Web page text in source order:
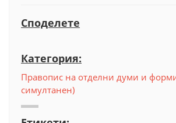
Споделете
Категория:
Правопис на отделни думи и
симултанен)